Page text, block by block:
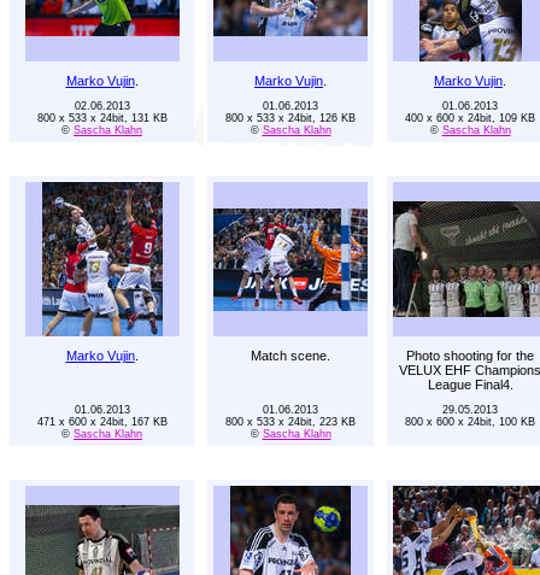
Marko Vujin. Marko Vujin Marko Vujin
02.06.2013
800 x 533 x 24bit, 131 KB
© Sascha Klahn
01.06.2013
800 x 533 x 24bit, 126 KB
© Sascha Klahn
01.06.2013
400 x 600 x 24bit, 109 KB
© Sascha Klahn
Marko Vujin. Match scene.
Photo shooting for the
VELUX EHF Champions
League Final4.
01.06.2013
471 x 600 x 24bit, 167 KB
© Sascha Klahn
01.06.2013
800 x 533 x 24bit, 223 KB
© Sascha Klahn
29.05.2013
800 x 600 x 24bit, 100 KB